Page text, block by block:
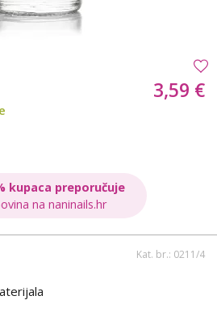
3,59 €
kupaca preporučuje
na naninails.hr
Kat. br.: 0211/4